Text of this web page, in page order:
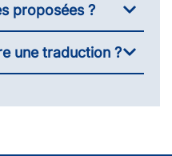
proposées ?
une traduction ?